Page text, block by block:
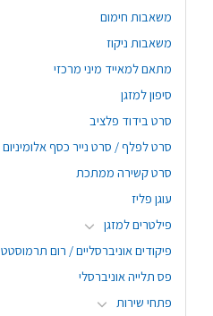
משאבות חימום
משאבות ניקוז
מתאם למאייד מיני מרכזי
סיפון למזגן
סרט בידוד פלציב
סרט לפלף / סרט נייר כסף אלומיניום
סרט קשירה ממתכת
עוגן פליז
פילטרים למזגן
פיקודים אוניברסליים / רום תרמוסטט
פס תלייה אוניברסלי
פתחי שירות